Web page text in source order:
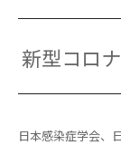
新型コロ
日本感染症学会、